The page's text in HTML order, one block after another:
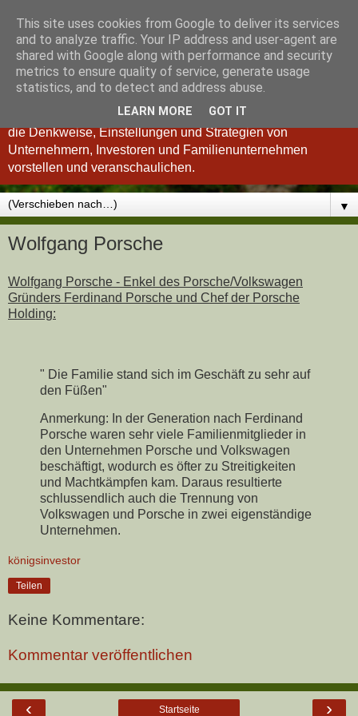
Königsinvestor
"Wer verstanden hat, was einen guten Investor ausmacht, ist
auch ein besserer Unternehmer und umgekehrt." so Charlie
Munger. Deshalb möchten wir Ihnen im Königsinvestor-Blog
die Denkweise, Einstellungen und Strategien von
Unternehmern, Investoren und Familienunternehmen
vorstellen und veranschaulichen.
▼
Wolfgang Porsche
Wolfgang Porsche - Enkel des Porsche/Volkswagen
Gründers Ferdinand Porsche und Chef der Porsche
Holding:
" Die Familie stand sich im Geschäft zu sehr auf
den Füßen"
Anmerkung: In der Generation nach Ferdinand
Porsche waren sehr viele Familienmitglieder in
den Unternehmen Porsche und Volkswagen
beschäftigt, wodurch es öfter zu Streitigkeiten
und Machtkämpfen kam. Daraus resultierte
schlussendlich auch die Trennung von
Volkswagen und Porsche in zwei eigenständige
Unternehmen.
königsinvestor
Teilen
Keine Kommentare:
Kommentar veröffentlichen
‹ ›
Startseite
This site uses cookies from Google to deliver its services
and to analyze traffic. Your IP address and user-agent are
shared with Google along with performance and security
metrics to ensure quality of service, generate usage
statistics, and to detect and address abuse.
LEARN MORE GOT IT